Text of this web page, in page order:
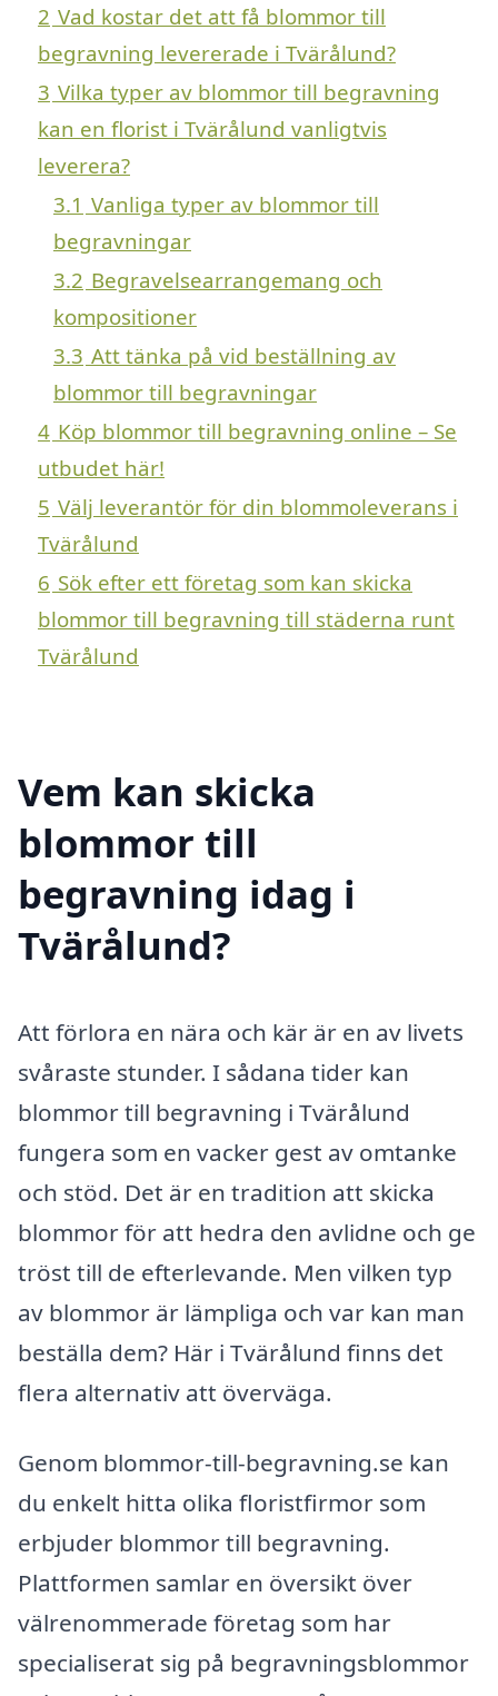
2 Vad kostar det att få blommor till
begravning levererade i Tvärålund?
3 Vilka typer av blommor till begravning
kan en florist i Tvärålund vanligtvis
leverera?
3.1 Vanliga typer av blommor till
begravningar
3.2 Begravelsearrangemang och
kompositioner
3.3 Att tänka på vid beställning av
blommor till begravningar
4 Köp blommor till begravning online – Se
utbudet här!
5 Välj leverantör för din blommoleverans i
Tvärålund
6 Sök efter ett företag som kan skicka
blommor till begravning till städerna runt
Tvärålund
Vem kan skicka
blommor till
begravning idag i
Tvärålund?
Att förlora en nära och kär är en av livets
svåraste stunder. I sådana tider kan
blommor till begravning i Tvärålund
fungera som en vacker gest av omtanke
och stöd. Det är en tradition att skicka
blommor för att hedra den avlidne och ge
tröst till de efterlevande. Men vilken typ
av blommor är lämpliga och var kan man
beställa dem? Här i Tvärålund finns det
flera alternativ att överväga.
Genom blommor-till-begravning.se kan
du enkelt hitta olika floristfirmor som
erbjuder blommor till begravning.
Plattformen samlar en översikt över
välrenommerade företag som har
specialiserat sig på begravningsblommor